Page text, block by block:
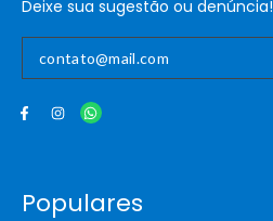
Deixe sua sugestão ou denúncia!
Populares